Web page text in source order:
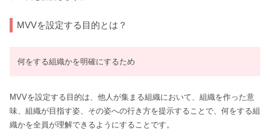
MVVを設定する目的とは？
何をする組織かを明確にするため
MVVを設定する目的は、他人が集まる組織において、組織を作った意
味、組織が目指す姿、その姿への行き方を提示することで、何をする組
織かを全員が理解できるようにすることです。